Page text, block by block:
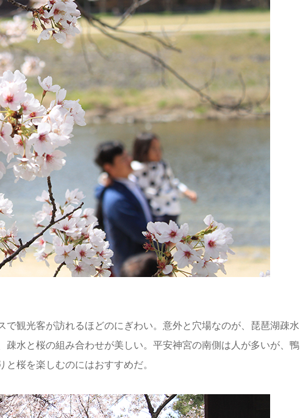
観光客が訪れるほどのにぎわい。意外と穴場なのが、琵琶湖疎水
水と桜の組み合わせが美しい。平安神宮の南側は人が多いが、鴨
桜を楽しむのにはおすすめだ。